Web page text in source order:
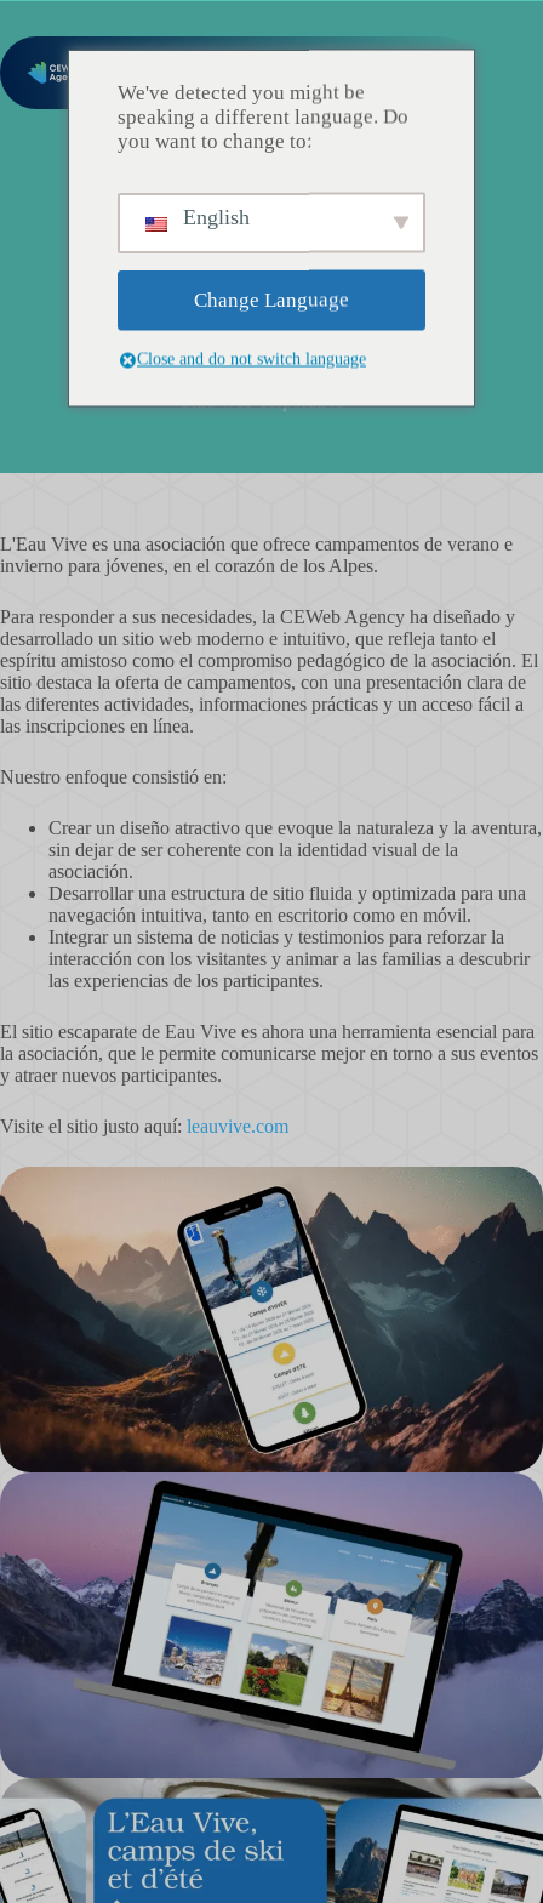
L’Eau Vive – AGEV
Sitio web corporativo
L'Eau Vive es una asociación que ofrece campamentos de verano e
invierno para jóvenes, en el corazón de los Alpes.
Para responder a sus necesidades, la CEWeb Agency ha diseñado y
desarrollado un sitio web moderno e intuitivo, que refleja tanto el
espíritu amistoso como el compromiso pedagógico de la asociación. El
sitio destaca la oferta de campamentos, con una presentación clara de
las diferentes actividades, informaciones prácticas y un acceso fácil a
las inscripciones en línea.
Nuestro enfoque consistió en:
Crear un diseño atractivo que evoque la naturaleza y la aventura,
sin dejar de ser coherente con la identidad visual de la
asociación.
Desarrollar una estructura de sitio fluida y optimizada para una
navegación intuitiva, tanto en escritorio como en móvil.
Integrar un sistema de noticias y testimonios para reforzar la
interacción con los visitantes y animar a las familias a descubrir
las experiencias de los participantes.
El sitio escaparate de Eau Vive es ahora una herramienta esencial para
la asociación, que le permite comunicarse mejor en torno a sus eventos
y atraer nuevos participantes.
Visite el sitio justo aquí: leauvive.com
We've detected you might be
speaking a different language. Do
you want to change to:
English
Change Language
Close and do not switch language